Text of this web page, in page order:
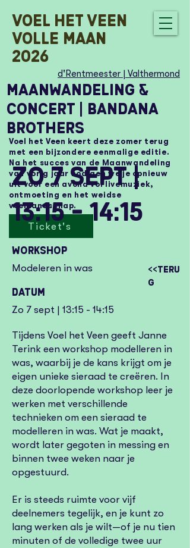
Maanwandeling &
concert | Bandana
Brothers
Voel het Veen keert deze zomer terug
met een bijzondere eenmalige editie.
Na het succes van de Maanwandeling
van vorig jaar nodigen we je opnieuw
uit voor een avond vol livemuziek,
ontmoeting en het weidse
veenlandschap.
d'Rentmeester | Valthermond
Voel het veen
Volle Maan
2026
Ticket's
Zo 7 sept |
13:15 - 14:15
Workshop
Modeleren in was
Datum
Zo 7 sept | 13:15 - 14:15
Tijdens Voel het Veen geeft Janne
Terink een workshop modelleren in
was, waarbij je de kans krijgt om je
eigen unieke sieraad te creëren. In
deze doorlopende workshop leer je
werken met verschillende
technieken om een sieraad te
modelleren in was. Wat je maakt,
wordt later gegoten in messing en
binnen twee weken naar je
opgestuurd.
Er is steeds ruimte voor vijf
deelnemers tegelijk, en je kunt zo
lang werken als je wilt—of je nu tien
minuten of de volledige twee uur
<<Teru
g